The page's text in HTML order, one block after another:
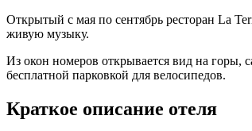
Открытый с мая по сентябрь ресторан La
живую музыку.
Из окон номеров открывается вид на горы,
бесплатной парковкой для велосипедов.
Краткое описание отеля